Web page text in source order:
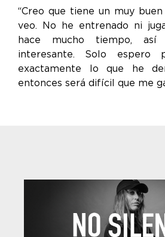
“Creo que tiene un muy
veo. No he entrenado ni
hace mucho tiempo,
interesante. Solo espero
exactamente lo que he
entonces será difícil que me